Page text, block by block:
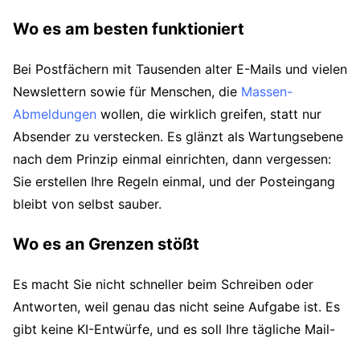
Wo es am besten funktioniert
Bei Postfächern mit Tausenden alter E-Mails und vielen
Newslettern sowie für Menschen, die Massen-
Abmeldungen wollen, die wirklich greifen, statt nur
Absender zu verstecken. Es glänzt als Wartungsebene
nach dem Prinzip einmal einrichten, dann vergessen:
Sie erstellen Ihre Regeln einmal, und der Posteingang
bleibt von selbst sauber.
Wo es an Grenzen stößt
Es macht Sie nicht schneller beim Schreiben oder
Antworten, weil genau das nicht seine Aufgabe ist. Es
gibt keine KI-Entwürfe, und es soll Ihre tägliche Mail-